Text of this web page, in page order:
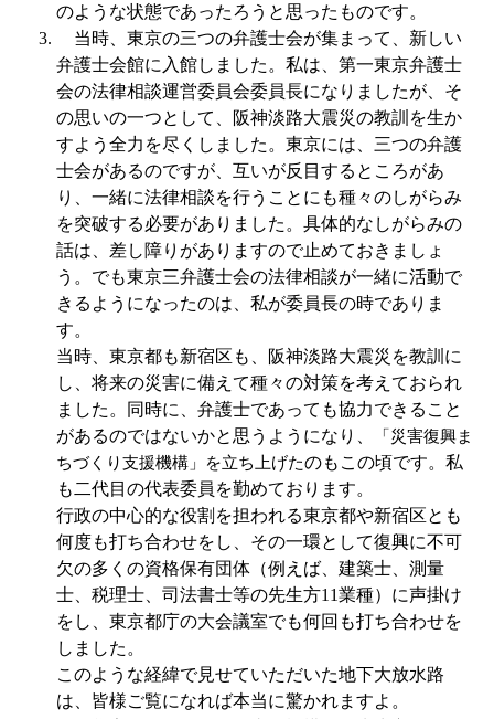
のような状態であったろうと思ったものです。
当時、東京の三つの弁護士会が集まって、新しい
弁護士会館に入館しました。私は、第一東京弁護士
会の法律相談運営委員会委員長になりましたが、そ
の思いの一つとして、阪神淡路大震災の教訓を生か
すよう全力を尽くしました。東京には、三つの弁護
士会があるのですが、互いが反目するところがあ
り、一緒に法律相談を行うことにも種々のしがらみ
を突破する必要がありました。具体的なしがらみの
話は、差し障りがありますので止めておきましょ
う。でも東京三弁護士会の法律相談が一緒に活動で
きるようになったのは、私が委員長の時でありま
す。
当時、東京都も新宿区も、阪神淡路大震災を教訓に
し、将来の災害に備えて種々の対策を考えておられ
ました。同時に、弁護士であっても協力できること
があるのではないかと思うようになり、
「災害復興ま
ちづくり支援機構」を立ち上げたのもこの頃です。私
も二代目の代表委員を勤めております。
行政の中心的な役割を担われる東京都や新宿区とも
何度も打ち合わせをし、その一環として復興に不可
欠の多くの資格保有団体（例えば、建築士、測量
士、税理士、司法書士等の先生方11業種）に声掛け
をし、東京都庁の大会議室でも何回も打ち合わせを
しました。
このような経緯で見せていただいた地下大放水路
は、皆様ご覧になれば本当に驚かれますよ。